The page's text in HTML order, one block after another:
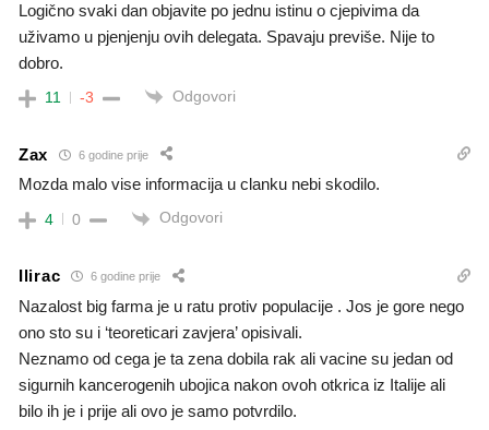
Logično svaki dan objavite po jednu istinu o cjepivima da
uživamo u pjenjenju ovih delegata. Spavaju previše. Nije to
dobro.
11 -3 Odgovori
Zax 6 godine prije
Mozda malo vise informacija u clanku nebi skodilo.
4 0 Odgovori
Ilirac 6 godine prije
Nazalost big farma je u ratu protiv populacije . Jos je gore nego
ono sto su i ‘teoreticari zavjera’ opisivali.
Neznamo od cega je ta zena dobila rak ali vacine su jedan od
sigurnih kancerogenih ubojica nakon ovoh otkrica iz Italije ali
bilo ih je i prije ali ovo je samo potvrdilo.